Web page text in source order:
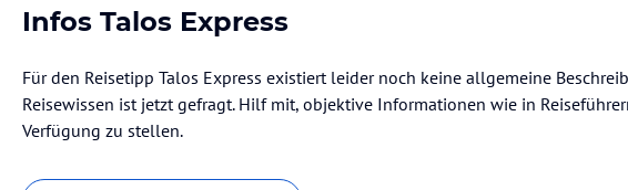
Infos Talos Express
Für den Reisetipp Talos Express existiert leider noch keine allgemeine
Reisewissen ist jetzt gefragt. Hilf mit, objektive Informationen wie in
Verfügung zu stellen.